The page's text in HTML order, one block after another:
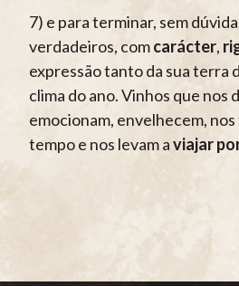
7) e para terminar, sem
verdadeiros, comcarácter,
expressão tanto da sua terra
clima do ano. Vinhos que nos
emocionam, envelhecem,
tempo e nos levam aviajar